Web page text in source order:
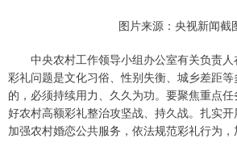
图片来源：央视新闻截
中央农村工作领导小组办公室有关负责人
彩礼问题是文化习俗、性别失衡、城乡差距
的，必须持续用力、久久为功。要聚焦重点
好农村高额彩礼整治攻坚战、持久战。扎实开
加强农村婚恋公共服务，依法规范彩礼行为，